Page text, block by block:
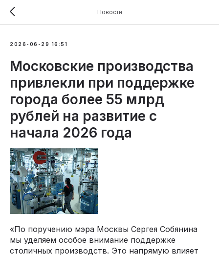
Новости
2026-06-29 16:51
Московские производства
привлекли при поддержке
города более 55 млрд
рублей на развитие с
начала 2026 года
«По поручению мэра Москвы Сергея Собянина
мы уделяем особое внимание поддержке
столичных производств. Это напрямую влияет